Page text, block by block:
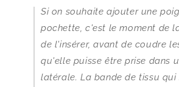
Si on souhaite ajouter une
pochette, c'est le moment de
de l'insérer, avant de coudre
qu'elle puisse être prise dans
latérale. La bande de tissu qui